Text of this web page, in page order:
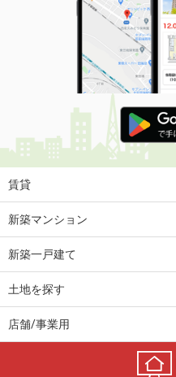
賃貸
新築マンション
新築一戸建て
土地を探す
店舗/事業用